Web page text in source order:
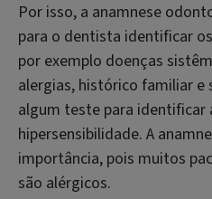
Por isso, a anamnese
para o dentista identificar
por exemplo doenças
alergias, histórico familiar e
algum teste para identificar
hipersensibilidade. A
importância, pois muitos
são alérgicos.